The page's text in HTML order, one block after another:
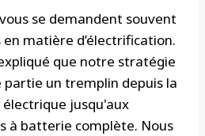
se demandent souvent
matière d’électrification.
que notre stratégie
un tremplin depuis la
jusqu'aux
à batterie complète. Nous